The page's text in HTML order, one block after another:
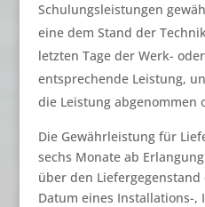
Schulungsleistungen
eine dem Stand der
letzten Tage der Werk-
entsprechende Leistung,
die Leistung abgenommen
Die Gewährleistung für
sechs Monate ab
über den
Datum eines Installations-